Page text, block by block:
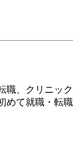
職、クリニッ
て就職・転